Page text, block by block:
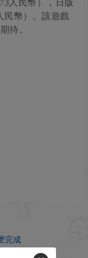
人民幣），日版
民幣）。該遊戲
待。
完成
鎖方法分享